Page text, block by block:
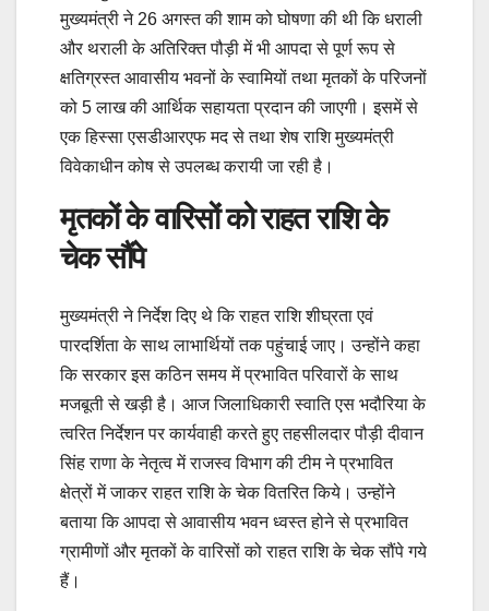
मुख्यमंत्री ने 26 अगस्त की शाम को घोषणा की थी कि धराली
और थराली के अतिरिक्त पौड़ी में भी आपदा से पूर्ण रूप से
क्षतिग्रस्त आवासीय भवनों के स्वामियों तथा मृतकों के परिजनों
को 5 लाख की आर्थिक सहायता प्रदान की जाएगी। इसमें से
एक हिस्सा एसडीआरएफ मद से तथा शेष राशि मुख्यमंत्री
विवेकाधीन कोष से उपलब्ध करायी जा रही है।
मृतकों के वारिसों को राहत राशि के
चेक सौंपे
मुख्यमंत्री ने निर्देश दिए थे कि राहत राशि शीघ्रता एवं
पारदर्शिता के साथ लाभार्थियों तक पहुंचाई जाए। उन्होंने कहा
कि सरकार इस कठिन समय में प्रभावित परिवारों के साथ
मजबूती से खड़ी है। आज जिलाधिकारी स्वाति एस भदौरिया के
त्वरित निर्देशन पर कार्यवाही करते हुए तहसीलदार पौड़ी दीवान
सिंह राणा के नेतृत्व में राजस्व विभाग की टीम ने प्रभावित
क्षेत्रों में जाकर राहत राशि के चेक वितरित किये। उन्होंने
बताया कि आपदा से आवासीय भवन ध्वस्त होने से प्रभावित
ग्रामीणों और मृतकों के वारिसों को राहत राशि के चेक सौंपे गये
हैं।